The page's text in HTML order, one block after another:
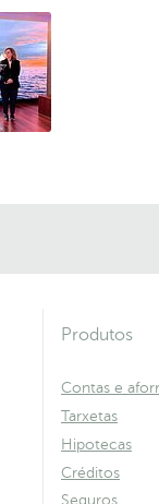
Produtos
Contas e
Tarxetas
Hipotecas
Créditos
Seguros